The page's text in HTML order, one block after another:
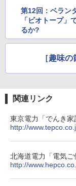
第12回：ベラン
「ビオトープ」
るか?
［趣味
関連リンク
東京電力「でんき家
http://
北海道電力「電気ご
http://